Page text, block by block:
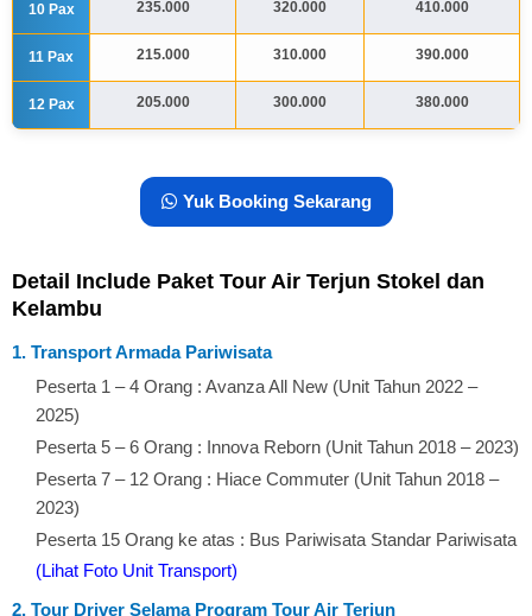
10 Pax 235.000 320.000 410.000
11 Pax 215.000 310.000 390.000
12 Pax 205.000 300.000 380.000
Yuk Booking Sekarang
Detail Include Paket Tour Air Terjun Stokel dan
Kelambu
1. Transport Armada Pariwisata
Peserta 1 – 4 Orang : Avanza All New (Unit Tahun 2022 –
2025)
Peserta 5 – 6 Orang : Innova Reborn (Unit Tahun 2018 – 2023)
Peserta 7 – 12 Orang : Hiace Commuter (Unit Tahun 2018 –
2023)
Peserta 15 Orang ke atas : Bus Pariwisata Standar Pariwisata
(Lihat Foto Unit Transport)
2. Tour Driver Selama Program Tour Air Terjun